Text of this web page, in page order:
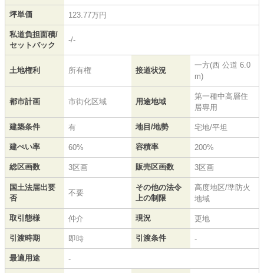
坪単価 123.77万円
私道負担面積/
セットバック
-/-
土地権利 所有権 接道状況
一方(西 公道 6.0
m)
都市計画 市街化区域 用途地域
第一種中高層住
居専用
建築条件 有 地目/地勢 宅地/平坦
建ぺい率 60% 容積率 200%
総区画数 3区画 販売区画数 3区画
国土法届出要
否
不要
その他の法令
上の制限
高度地区/準防火
地域
取引態様 仲介 現況 更地
引渡時期 即時 引渡条件 -
最適用途 -